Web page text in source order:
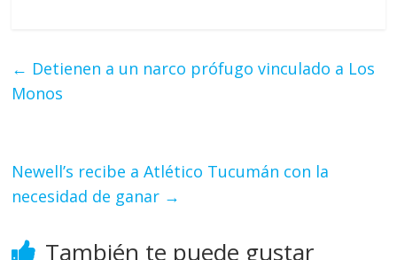
← Detienen a un narco prófugo vinculado a Los
Monos
Newell’s recibe a Atlético Tucumán con la
necesidad de ganar →
También te puede gustar